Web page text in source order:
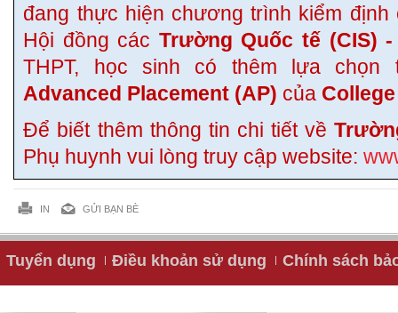
đang thực hiện chương trình kiểm
Hội đồng các Trường Quốc tế (CIS)
THPT, học sinh có thêm lựa chọn
Advanced Placement (AP) của
Để biết thêm thông tin chi tiết về
Phụ huynh vui lòng truy cập website:
IN GỬI BẠN BÈ
Tuyển dụng Điều khoản sử dụng Chính sách